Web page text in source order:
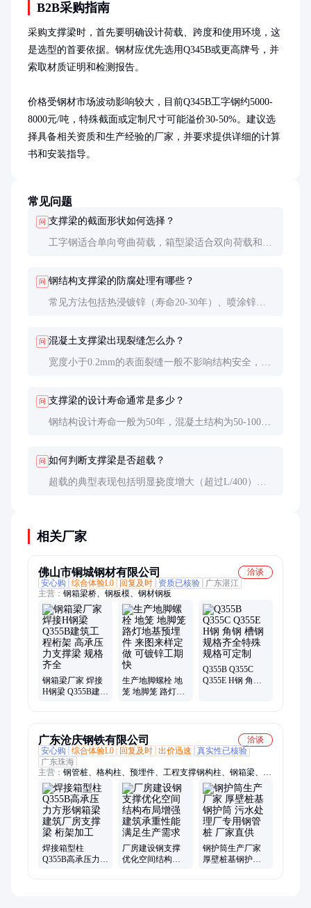
B2B采购指南
采购支撑梁时，首先要明确设计荷载、跨度和使用环境，这
是选型的首要依据。钢材应优先选用Q345B或更高牌号，并
索取材质证明和检测报告。
价格受钢材市场波动影响较大，目前Q345B工字钢约5000-
8000元/吨，特殊截面或定制尺寸可能溢价30-50%。建议选
择具备相关资质和生产经验的厂家，并要求提供详细的计算
书和安装指导。
常见问题
问 支撑梁的截面形状如何选择？
工字钢适合单向弯曲荷载，箱型梁适合双向荷载和抗
问 钢结构支撑梁的防腐处理有哪些？
常见方法包括热浸镀锌（寿命20-30年）、喷涂锌铝
问 混凝土支撑梁出现裂缝怎么办？
宽度小于0.2mm的表面裂缝一般不影响结构安全，可
问 支撑梁的设计寿命通常是多少？
钢结构设计寿命一般为50年，混凝土结构为50-100
问 如何判断支撑梁是否超载？
超载的典型表现包括明显挠度增大（超过L/400）、
相关厂家
佛山市铜城钢材有限公司
洽谈
安心购
综合体验L0 回复及时 资质已核验
广东湛江
主营： 钢箱梁桥、钢板模、钢材钢板
钢箱梁厂家 焊接
H钢梁 Q355B建筑
生产地脚螺栓 地
笼 地脚笼 路灯地
Q355B Q355C
Q355E H钢 角钢
广东沧庆钢铁有限公司
洽谈
安心购
综合体验L0 回复及时 出价迅速
真实性已核验
广东珠海
主营： 钢管桩、格构柱、预埋件、工程支撑钢构柱、钢箱梁、地
脚螺栓、镀锌角铁、钢板卷管、地铁活络头、幕墙预埋板、地铁
固定端、镀锌方管、全熔透焊接立柱、角铁焊接钢立柱、钢护
筒、钢结构桁架、活络端、钢管立柱桩、滤水管、格栅板、涂塑
钢管、无缝管、防腐钢管、H型钢、光伏支架
焊接箱型柱
Q355B高承压力方
厂房建设钢支撑
优化空间结构布
钢护筒生产厂家
厚壁桩基钢护筒